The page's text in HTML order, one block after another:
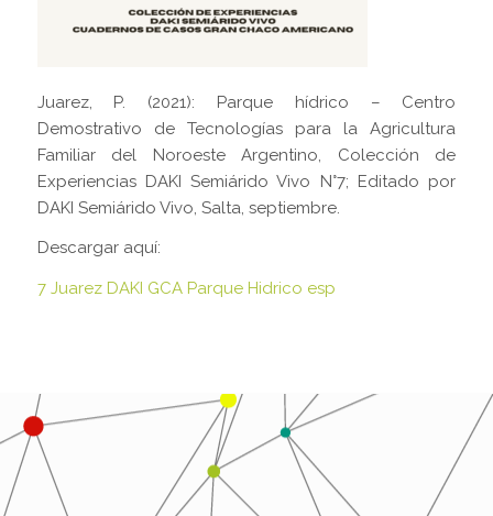
Juarez, P. (2021): Parque hídrico – Centro
Demostrativo de Tecnologías para la Agricultura
Familiar del Noroeste Argentino, Colección de
Experiencias DAKI Semiárido Vivo N°7; Editado por
DAKI Semiárido Vivo, Salta, septiembre.
Descargar aquí:
7 Juarez DAKI GCA Parque Hidrico esp